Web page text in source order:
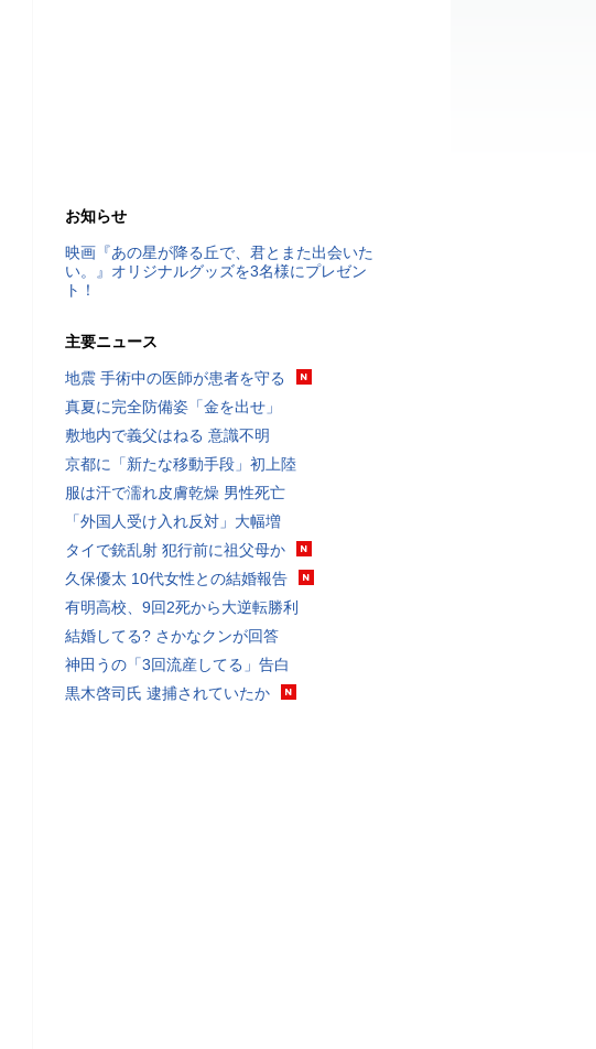
お知らせ
映画『あの星が降る丘で、君とまた出会いた
い。』オリジナルグッズを3名様にプレゼン
ト！
主要ニュース
地震 手術中の医師が患者を守る
真夏に完全防備姿「金を出せ」
敷地内で義父はねる 意識不明
京都に「新たな移動手段」初上陸
服は汗で濡れ皮膚乾燥 男性死亡
「外国人受け入れ反対」大幅増
タイで銃乱射 犯行前に祖父母か
久保優太 10代女性との結婚報告
有明高校、9回2死から大逆転勝利
結婚してる? さかなクンが回答
神田うの「3回流産してる」告白
黒木啓司氏 逮捕されていたか